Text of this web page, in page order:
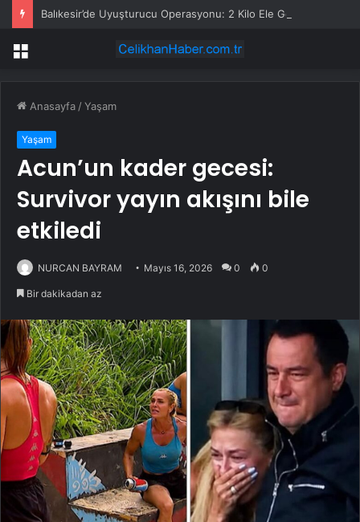
Balıkesir’de Uyuşturucu Operasyonu: 2 Kilo Ele Geçirildi
Menü
Anasayfa /Yaşam
Yaşam
Acun’un kader gecesi:
Survivor yayın akışını bile
etkiledi
NURCAN BAYRAM Mayıs 16, 2026 0 0
Bir dakikadan az